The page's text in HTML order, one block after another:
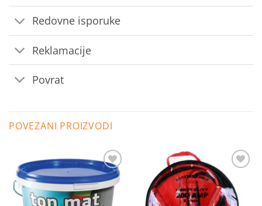
Redovne isporuke
Reklamacije
Povrat
POVEZANI PROIZVODI
Dodaj
na
listu
želja
Dodaj
na
listu
želja